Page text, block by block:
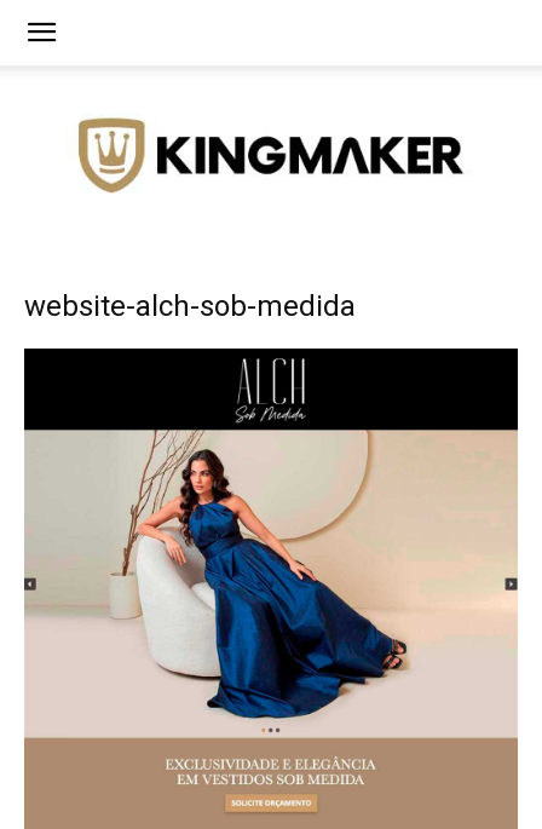
Agência
de
Branding
de
Alto
website-alch-sob-medida